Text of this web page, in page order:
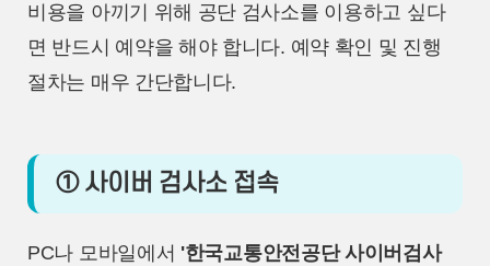
비용을 아끼기 위해 공단 검사소를 이용하고 싶다
면 반드시 예약을 해야 합니다. 예약 확인 및 진행
절차는 매우 간단합니다.
① 사이버 검사소 접속
PC나 모바일에서 '한국교통안전공단 사이버검사